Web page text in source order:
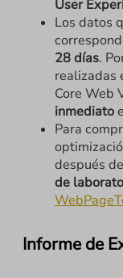
User
Los datos
28 días.
realizadas
Core Web
inmediato
Para
después
de
Informe de